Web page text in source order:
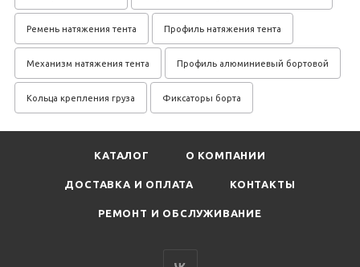
Ремень натяжения тента Профиль натяжения тента
Механизм натяжения тента Профиль алюминиевый бортовой
Кольца крепления груза Фиксаторы борта
КАТАЛОГ О КОМПАНИИ
ДОСТАВКА И ОПЛАТА КОНТАКТЫ
РЕМОНТ И ОБСЛУЖИВАНИЕ